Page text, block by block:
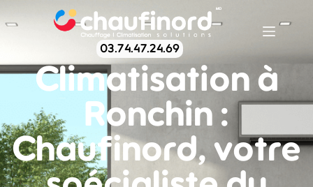
03.74.47.24.69
Climatisation à
Ronchin :
Chaufinord, votre